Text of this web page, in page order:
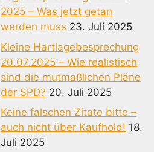
2025 – Was jetzt getan
werden muss 23. Juli 2025
Kleine Hartlagebesprechung
20.07.2025 – Wie realistisch
sind die mutmaßlichen Pläne
der SPD? 20. Juli 2025
Keine falschen Zitate bitte –
auch nicht über Kaufhold! 18.
Juli 2025